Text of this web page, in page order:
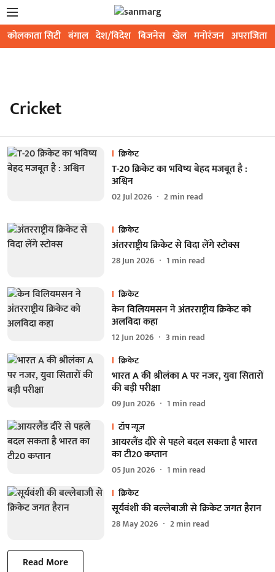
कोलकाता सिटी बंगाल देश/विदेश बिजनेस खेल मनोरंजन अपराजिता
Cricket
क्रिकेट
T-20 क्रिकेट का भविष्य बेहद मजबूत है :
अश्विन
02 Jul 2026 2min read
क्रिकेट
अंतरराष्ट्रीय क्रिकेट से विदा लेंगे स्टोक्स
28 Jun 2026 1 min read
क्रिकेट
केन विलियमसन ने अंतरराष्ट्रीय क्रिकेट को
अलविदा कहा
12 Jun 2026 3 min read
क्रिकेट
भारत A की श्रीलंका A पर नजर, युवा सितारों
की बड़ी परीक्षा
09 Jun 2026 1 min read
टॉप न्यूज़
आयरलैंड दौरे से पहले बदल सकता है भारत
का टी20 कप्तान
05 Jun 2026 1 min read
क्रिकेट
सूर्यवंशी की बल्लेबाजी से क्रिकेट जगत हैरान
28 May 2026 2min read
Read More